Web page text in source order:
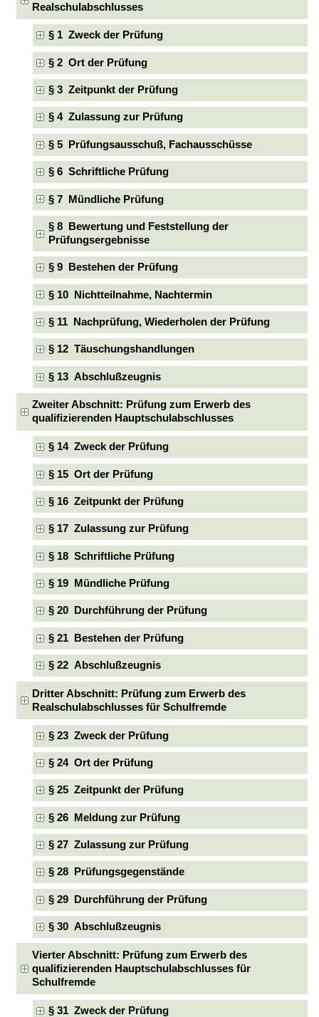
Realschulabschlusses
§ 1 Zweck der Prüfung
§ 2 Ort der Prüfung
§ 3 Zeitpunkt der Prüfung
§ 4 Zulassung zur Prüfung
§ 5 Prüfungsausschuß, Fachausschüsse
§ 6 Schriftliche Prüfung
§ 7 Mündliche Prüfung
§ 8 Bewertung und Feststellung der
Prüfungsergebnisse
§ 9 Bestehen der Prüfung
§ 10 Nichtteilnahme, Nachtermin
§ 11 Nachprüfung, Wiederholen der Prüfung
§ 12 Täuschungshandlungen
§ 13 Abschlußzeugnis
Zweiter Abschnitt: Prüfung zum Erwerb des
qualifizierenden Hauptschulabschlusses
§ 14 Zweck der Prüfung
§ 15 Ort der Prüfung
§ 16 Zeitpunkt der Prüfung
§ 17 Zulassung zur Prüfung
§ 18 Schriftliche Prüfung
§ 19 Mündliche Prüfung
§ 20 Durchführung der Prüfung
§ 21 Bestehen der Prüfung
§ 22 Abschlußzeugnis
Dritter Abschnitt: Prüfung zum Erwerb des
Realschulabschlusses für Schulfremde
§ 23 Zweck der Prüfung
§ 24 Ort der Prüfung
§ 25 Zeitpunkt der Prüfung
§ 26 Meldung zur Prüfung
§ 27 Zulassung zur Prüfung
§ 28 Prüfungsgegenstände
§ 29 Durchführung der Prüfung
§ 30 Abschlußzeugnis
Vierter Abschnitt: Prüfung zum Erwerb des
qualifizierenden Hauptschulabschlusses für
Schulfremde
§ 31 Zweck der Prüfung